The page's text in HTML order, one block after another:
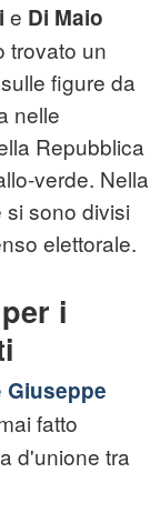
e Di Maio
trovato un
figure da
nelle
Repubblica
verde. Nella
sono divisi
elettorale.
i
Giuseppe
fatto
d'unione tra